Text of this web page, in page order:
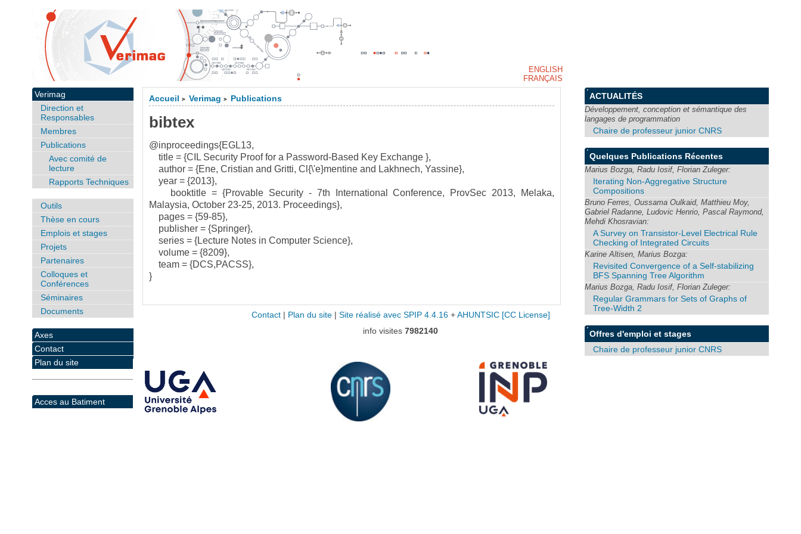
Accueil > Verimag > Publications
bibtex
@inproceedings{EGL13,
title = {CIL Security Proof for a Password-Based Key Exchange },
author = {Ene, Cristian and Gritti, Cl{\'e}mentine and Lakhnech, Yassine},
year = {2013},
booktitle = {Provable Security - 7th International Conference, ProvSec 2013, Melaka,
Malaysia, October 23-25, 2013. Proceedings},
pages = {59-85},
publisher = {Springer},
series = {Lecture Notes in Computer Science},
volume = {8209},
team = {DCS,PACSS},
}
Verimag
Direction et
Responsables
Membres
Publications
Avec comité de
lecture
Rapports Techniques
Outils
Thèse en cours
Emplois et stages
Projets
Partenaires
Colloques et
Conférences
Séminaires
Documents
Axes
Contact
Plan du site
Acces au Batiment
ACTUALITÉS
Développement, conception et sémantique des
langages de programmation
Chaire de professeur junior CNRS
Quelques Publications Récentes
Marius Bozga, Radu Iosif, Florian Zuleger:
Iterating Non-Aggregative Structure
Compositions
Bruno Ferres, Oussama Oulkaid, Matthieu Moy,
Gabriel Radanne, Ludovic Henrio, Pascal Raymond,
Mehdi Khosravian:
A Survey on Transistor-Level Electrical Rule
Checking of Integrated Circuits
Karine Altisen, Marius Bozga:
Revisited Convergence of a Self-stabilizing
BFS Spanning Tree Algorithm
Marius Bozga, Radu Iosif, Florian Zuleger:
Regular Grammars for Sets of Graphs of
Tree-Width 2
Offres d'emploi et stages
Chaire de professeur junior CNRS
Contact| Plan du site| Site réalisé avec SPIP 4.4.16+ AHUNTSIC [CC License]
info visites 7982140
ENGLISH
FRANÇAIS